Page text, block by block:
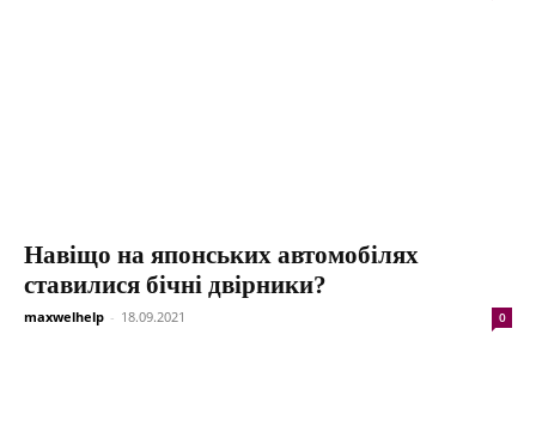
Навіщо на японських автомобілях
ставилися бічні двірники?
maxwelhelp - 18.09.2021 0